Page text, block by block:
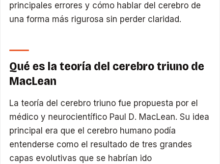
principales errores y cómo hablar del cerebro de
una forma más rigurosa sin perder claridad.
Qué es la teoría del cerebro triuno de
MacLean
La teoría del cerebro triuno fue propuesta por el
médico y neurocientífico Paul D. MacLean. Su idea
principal era que el cerebro humano podía
entenderse como el resultado de tres grandes
capas evolutivas que se habrían ido